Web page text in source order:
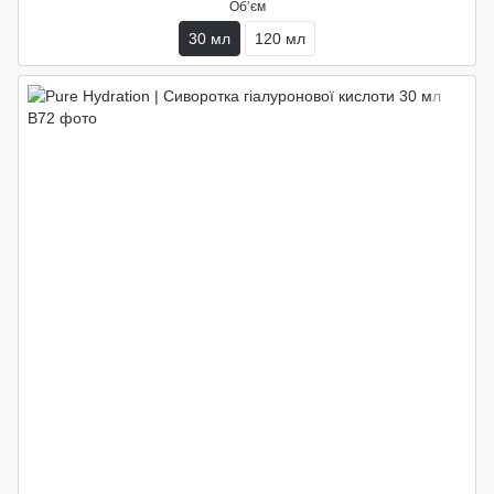
Обʼєм
30 мл 120 мл